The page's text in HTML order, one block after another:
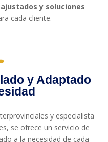
y soluciones
cada cliente.
y Adaptado
y especialista
se ofrece un servicio de
a la necesidad de cada